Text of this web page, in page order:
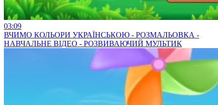
03:09
ВЧИМО КОЛЬОРИ УКРАЇНСЬКОЮ - РОЗМАЛЬОВКА -
НАВЧАЛЬНЕ ВІДЕО - РОЗВИВАЮЧИЙ МУЛЬТИК